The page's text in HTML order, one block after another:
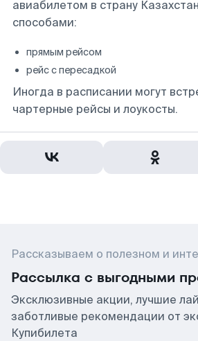
авиабилетом в страну
способами:
прямым рейсом
рейс с пересадкой
Иногда в расписании могут
чартерные рейсы и лоукосты.
Рассказываем о полезном и
Рассылка с выгодными
Эксклюзивные акции, лучшие
заботливые рекомендации от
Купибилета